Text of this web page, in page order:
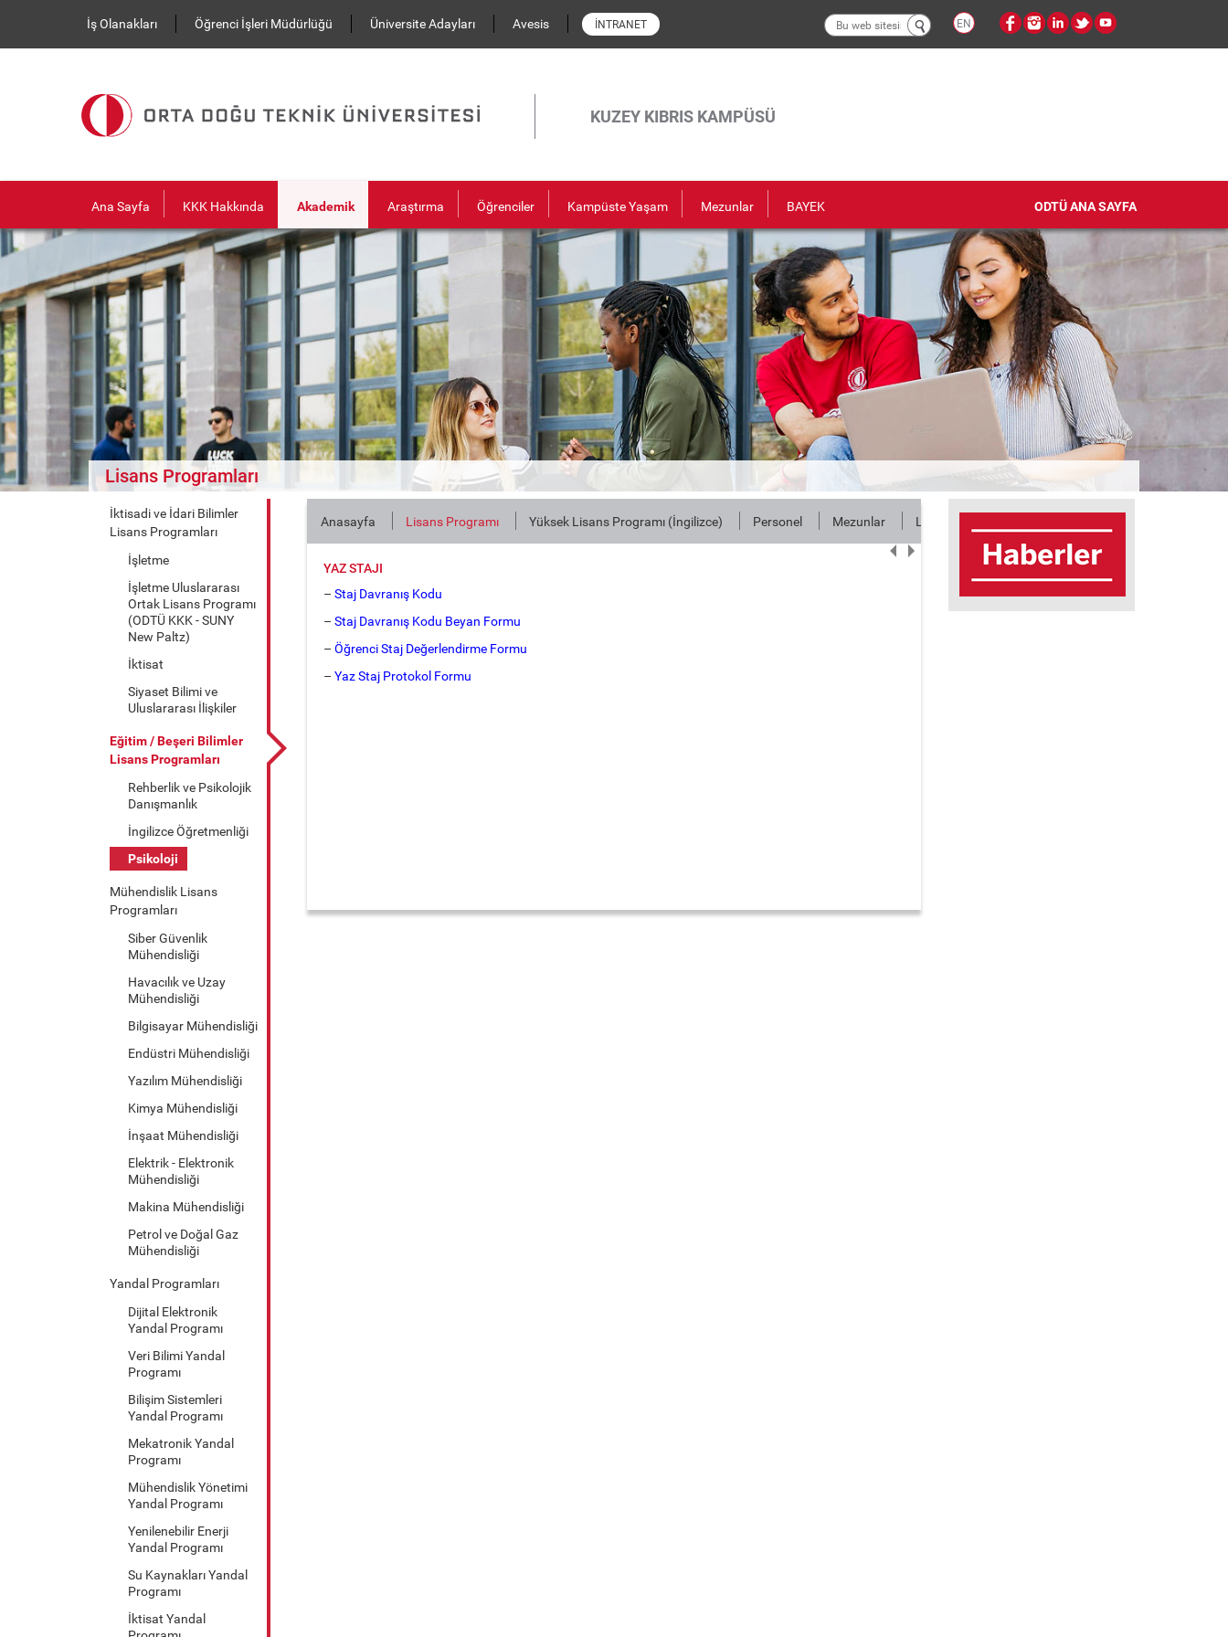
İş Olanakları
Öğrenci İşleri Müdürlüğü Üniversite Adayları Avesis İNTRANET
Arama
formu
EN
KUZEY KIBRIS KAMPÜSÜ
Ana Sayfa KKK Hakkında Akademik Araştırma Öğrenciler Kampüste Yaşam Mezunlar BAYEK ODTÜ ANA SAYFA
Lisans Programları
İktisadi ve İdari Bilimler
Lisans Programları
İşletme
İşletme Uluslararası
Ortak Lisans Programı
(ODTÜ KKK - SUNY
New Paltz)
İktisat
Siyaset Bilimi ve
Uluslararası İlişkiler
Eğitim / Beşeri Bilimler
Lisans Programları
Rehberlik ve Psikolojik
Danışmanlık
İngilizce Öğretmenliği
Psikoloji
Mühendislik Lisans
Programları
Siber Güvenlik
Mühendisliği
Havacılık ve Uzay
Mühendisliği
Bilgisayar Mühendisliği
Endüstri Mühendisliği
Yazılım Mühendisliği
Kimya Mühendisliği
İnşaat Mühendisliği
Elektrik - Elektronik
Mühendisliği
Makina Mühendisliği
Petrol ve Doğal Gaz
Mühendisliği
Yandal Programları
Dijital Elektronik
Yandal Programı
Veri Bilimi Yandal
Programı
Bilişim Sistemleri
Yandal Programı
Mekatronik Yandal
Programı
Mühendislik Yönetimi
Yandal Programı
Yenilenebilir Enerji
Yandal Programı
Su Kaynakları Yandal
Programı
İktisat Yandal
Anasayfa Lisans Programı Yüksek Lisans Programı (İngilizce) Personel Mezunlar Linkler
YAZ STAJI
– Staj Davranış Kodu
– Staj Davranış Kodu Beyan Formu
– Öğrenci Staj Değerlendirme Formu
– Yaz Staj Protokol Formu